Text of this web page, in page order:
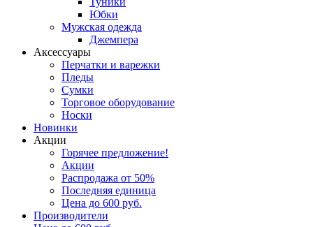
Юбки
Мужская одежда
Джемпера
Аксессуары
Перчатки и варежки
Пледы
Сумки
Торговое оборудование
Носки
Новинки
Акции
Горячее предложение!
Акции
Распродажа от 50%
Последняя единица
Цена до 600 руб.
Производители